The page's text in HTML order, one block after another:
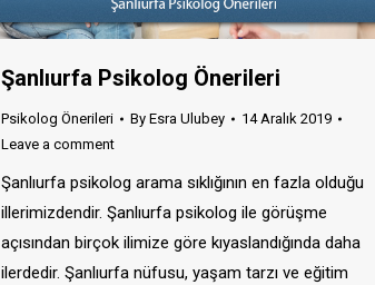
Şanlıurfa Psikolog Önerileri
Psikolog Önerileri By Esra Ulubey
14 Aralık 2019
Leave a comment
Şanlıurfa psikolog arama sıklığının en fazla olduğu
illerimizdendir. Şanlıurfa psikolog ile görüşme
açısından birçok ilimize göre kıyaslandığında daha
ilerdedir. Şanlıurfa nüfusu, yaşam tarzı ve eğitim